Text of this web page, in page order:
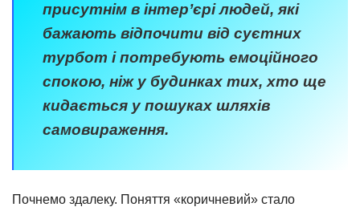
присутнім в інтер’єрі людей, які
бажають відпочити від суєтних
турбот і потребують емоційного
спокою, ніж у будинках тих, хто ще
кидається у пошуках шляхів
самовираження.
Почнемо здалеку. Поняття «коричневий» стало